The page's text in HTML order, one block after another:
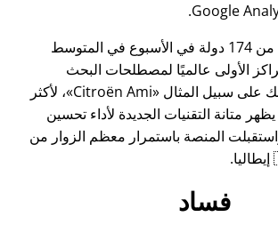
تمت زيارة المنصة من 174 دولة في الأسبوع في المتوسط
الأولى عالميًا لمصطلحات البحث
على سبيل المثال
Citroën Ami ، لأكثر
يظهر متانة التقنيات الجديدة لأداء تحسين
المنصة باستمرار معظم الزوار من
فساد